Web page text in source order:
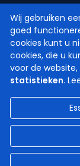
Wij gebruiken
goed
cookies kunt u
cookies, die u
voor de
statistieken.
e-Deposit
Territoriale